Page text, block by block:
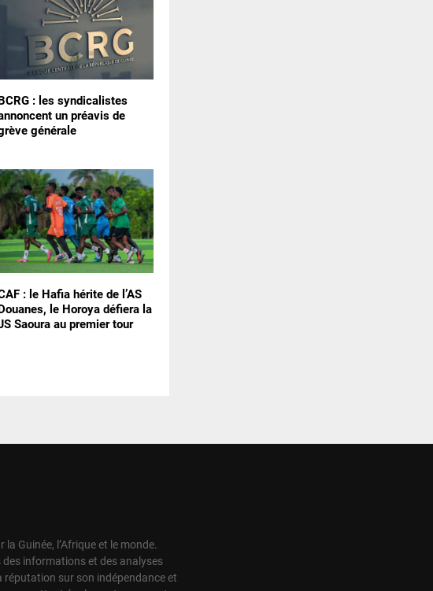
: les syndicalistes
un préavis de
générale
: le Hafia hérite de l’AS
le Horoya défiera la
Saoura au premier tour
Guinée, l’Afrique et le monde.
des informations et des analyses
réputation sur son indépendance et